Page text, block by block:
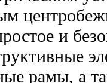
и
рамы, а